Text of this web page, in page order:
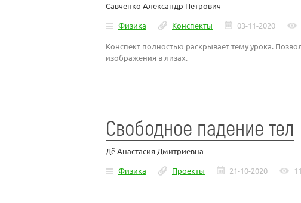
Савченко Александр Петрович
Физика
Конспекты 03-11-2020
Конспект полностью раскрывает тему урока.
изображения в лизах.
Свободное падение тел
Дё Анастасия Дмитриевна
Физика
Проекты 21-10-2020